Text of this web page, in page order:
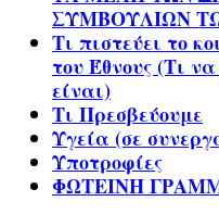
ΣΥΜΒΟΥΛΙΩΝ
Τι πιστεύει το
του Έθνους (Τι
είναι)
Τι Πρεσβεύουμε
Υγεία (σε
Υποτροφίες
ΦΩΤΕΙΝΗ